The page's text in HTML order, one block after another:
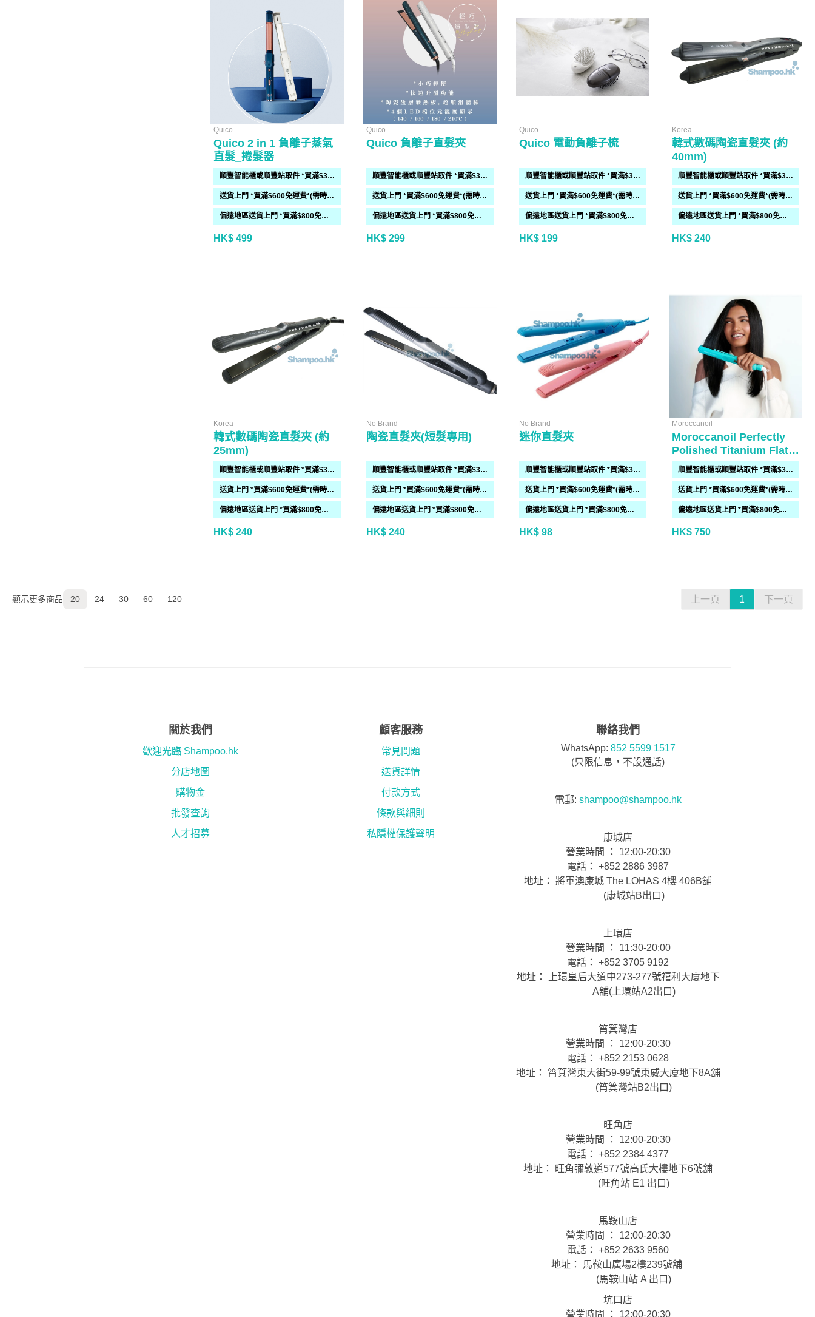
Quico
Quico 2 in 1 負離子蒸氣
直髮_捲髮器
順豐智能櫃或順豐站取件 *買滿$300免運費*
送貨上門 *買滿$600免運費*(需時 2-6過工作天)
偏遠地區送貨上門 *買滿$800免運費*(需時 2-6個工作天)
HK$ 499
Quico
Quico 負離子直髮夾
順豐智能櫃或順豐站取件 *買滿$300免運費*
送貨上門 *買滿$600免運費*(需時 2-6過工作天)
偏遠地區送貨上門 *買滿$800免運費*(需時 2-6個工作天)
HK$ 299
Quico
Quico 電動負離子梳
順豐智能櫃或順豐站取件 *買滿$300免運費*
送貨上門 *買滿$600免運費*(需時 2-6過工作天)
偏遠地區送貨上門 *買滿$800免運費*(需時 2-6個工作天)
HK$ 199
Korea
韓式數碼陶瓷直髮夾 (約
40mm)
順豐智能櫃或順豐站取件 *買滿$300免運費*
送貨上門 *買滿$600免運費*(需時 2-6過工作天)
偏遠地區送貨上門 *買滿$800免運費*(需時 2-6個工作天)
HK$ 240
Korea
韓式數碼陶瓷直髮夾 (約
25mm)
順豐智能櫃或順豐站取件 *買滿$300免運費*
送貨上門 *買滿$600免運費*(需時 2-6過工作天)
偏遠地區送貨上門 *買滿$800免運費*(需時 2-6個工作天)
HK$ 240
No Brand
陶瓷直髮夾(短髮專用)
順豐智能櫃或順豐站取件 *買滿$300免運費*
送貨上門 *買滿$600免運費*(需時 2-6過工作天)
偏遠地區送貨上門 *買滿$800免運費*(需時 2-6個工作天)
HK$ 240
No Brand
迷你直髮夾
順豐智能櫃或順豐站取件 *買滿$300免運費*
送貨上門 *買滿$600免運費*(需時 2-6過工作天)
偏遠地區送貨上門 *買滿$800免運費*(需時 2-6個工作天)
HK$ 98
Moroccanoil
Moroccanoil Perfectly
Polished Titanium Flat
Iron
順豐智能櫃或順豐站取件 *買滿$300免運費*
送貨上門 *買滿$600免運費*(需時 2-6過工作天)
偏遠地區送貨上門 *買滿$800免運費*(需時 2-6個工作天)
HK$ 750
顯示更多商品 20 24 30 60 120 上一頁 1 下一頁
關於我們
歡迎光臨 Shampoo.hk
分店地圖
購物金
批發查詢
人才招募
顧客服務
常見問題
送貨詳情
付款方式
條款與細則
私隱權保護聲明
聯絡我們
WhatsApp: 852 5599 1517
(只限信息，不設通話)
電郵: shampoo@shampoo.hk
康城店
營業時間 ： 12:00-20:30
電話： +852 2886 3987
地址： 將軍澳康城 The LOHAS 4樓 406B舖
(康城站B出口)
上環店
營業時間 ： 11:30-20:00
電話： +852 3705 9192
地址： 上環皇后大道中273-277號禧利大廈地下
A舖(上環站A2出口)
筲箕灣店
營業時間 ： 12:00-20:30
電話： +852 2153 0628
地址： 筲箕灣東大街59-99號東威大廈地下8A舖
(筲箕灣站B2出口)
旺角店
營業時間 ： 12:00-20:30
電話： +852 2384 4377
地址： 旺角彌敦道577號高氏大樓地下6號舖
(旺角站 E1 出口)
馬鞍山店
營業時間 ： 12:00-20:30
電話： +852 2633 9560
地址： 馬鞍山廣場2樓239號舖
(馬鞍山站 A 出口)
坑口店
營業時間 ： 12:00-20:30